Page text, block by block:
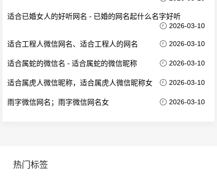
适合已婚女人的好听网名 - 已婚的网名起什么名字好听
2026-03-10
适合工程人微信网名、适合工程人的网名 2026-03-10
适合属蛇的微信名 - 适合属蛇的微信昵称 2026-03-10
适合属虎人微信昵称，适合属虎人微信昵称女 2026-03-10
雨字微信网名；雨字微信网名女 2026-03-10
热门标签